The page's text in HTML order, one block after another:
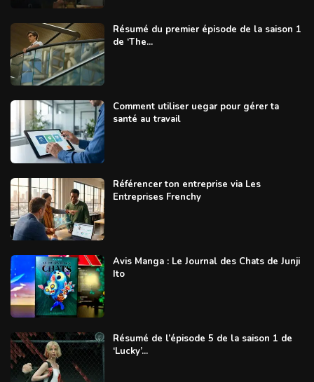
Résumé du premier épisode de la saison 1
de ‘The...
Comment utiliser uegar pour gérer ta
santé au travail
Référencer ton entreprise via Les
Entreprises Frenchy
Avis Manga : Le Journal des Chats de Junji
Ito
Résumé de l’épisode 5 de la saison 1 de
‘Lucky’...